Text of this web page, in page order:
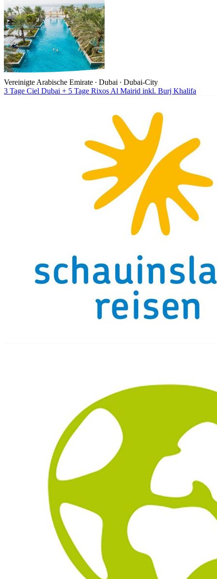
Vereinigte Arabische Emirate ∙ Dubai ∙ Dubai-City
3 Tage Ciel Dubai + 5 Tage Rixos Al Mairid inkl. Burj Khalifa